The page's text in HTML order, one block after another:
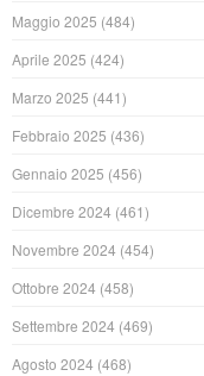
Maggio 2025 (484)
Aprile 2025 (424)
Marzo 2025 (441)
Febbraio 2025 (436)
Gennaio 2025 (456)
Dicembre 2024 (461)
Novembre 2024 (454)
Ottobre 2024 (458)
Settembre 2024 (469)
Agosto 2024 (468)